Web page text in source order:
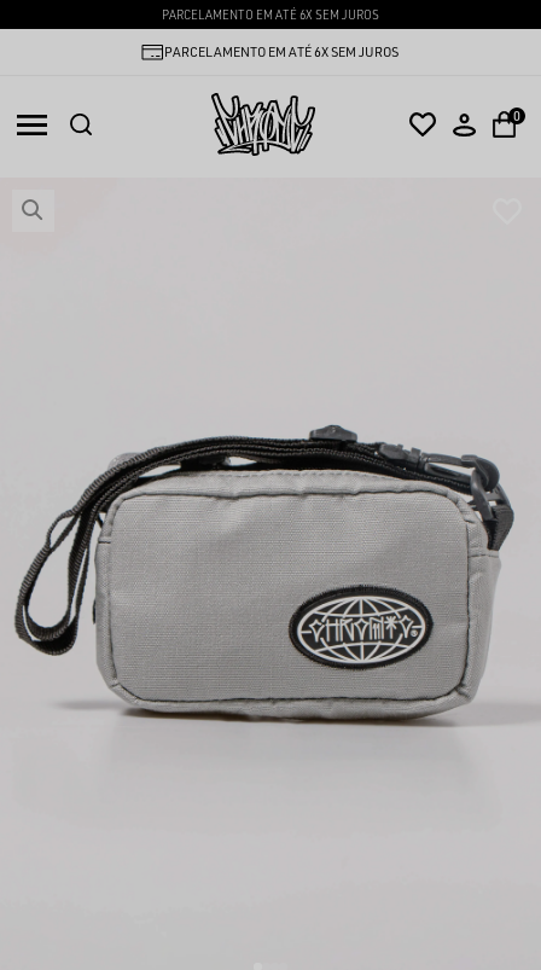
PARCELAMENTO EM ATÉ 6X SEM JUROS
PARCELAMENTO EM ATÉ 6X SEM JUROS
0